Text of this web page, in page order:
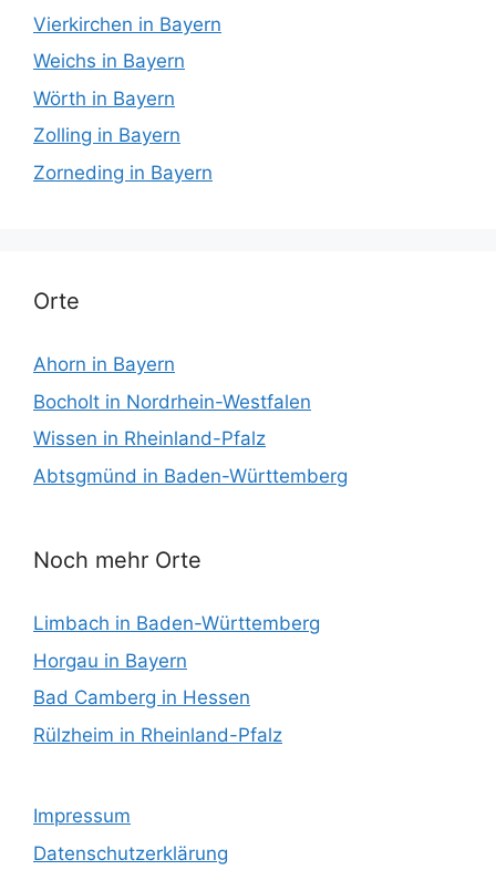
Vierkirchen in Bayern
Weichs in Bayern
Wörth in Bayern
Zolling in Bayern
Zorneding in Bayern
Orte
Ahorn in Bayern
Bocholt in Nordrhein-Westfalen
Wissen in Rheinland-Pfalz
Abtsgmünd in Baden-Württemberg
Noch mehr Orte
Limbach in Baden-Württemberg
Horgau in Bayern
Bad Camberg in Hessen
Rülzheim in Rheinland-Pfalz
Impressum
Datenschutzerklärung